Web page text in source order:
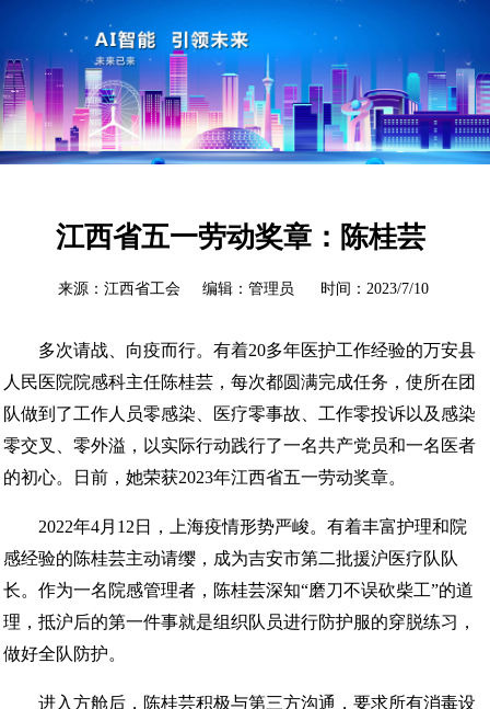
江西省五一劳动奖章：陈桂芸
来源：江西省工会 编辑：管理员 时间：2023/7/10
多次请战、向疫而行。有着20多年医护工作经验的万安县
人民医院院感科主任陈桂芸，每次都圆满完成任务，使所在团
队做到了工作人员零感染、医疗零事故、工作零投诉以及感染
零交叉、零外溢，以实际行动践行了一名共产党员和一名医者
的初心。日前，她荣获2023年江西省五一劳动奖章。
2022年4月12日，上海疫情形势严峻。有着丰富护理和院
感经验的陈桂芸主动请缨，成为吉安市第二批援沪医疗队队
长。作为一名院感管理者，陈桂芸深知“磨刀不误砍柴工”的道
理，抵沪后的第一件事就是组织队员进行防护服的穿脱练习，
做好全队防护。
进入方舱后，陈桂芸积极与第三方沟通，要求所有消毒设